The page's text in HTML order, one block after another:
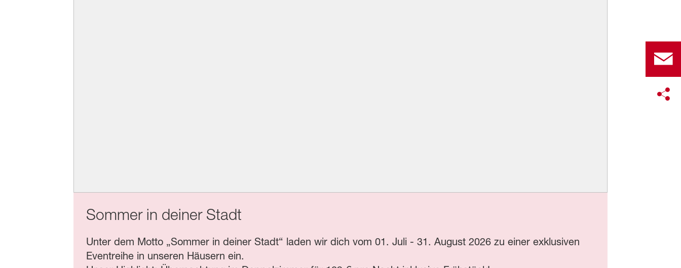
Sommer in deiner Stadt
Unter dem Motto „Sommer in deiner Stadt“ laden wir dich vom 01. Juli - 31. August 2026 zu einer exklusiven
Eventreihe in unseren Häusern ein.